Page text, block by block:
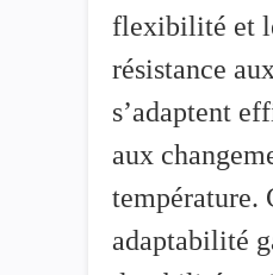
flexibilité et
résistance
s’adaptent
aux
température.
adaptabilité